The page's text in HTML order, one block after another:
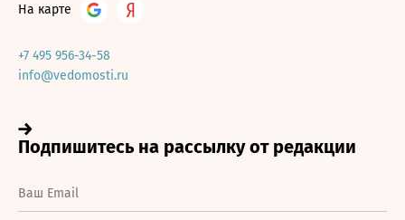
На карте
+7 495 956-34-58
info@vedomosti.ru